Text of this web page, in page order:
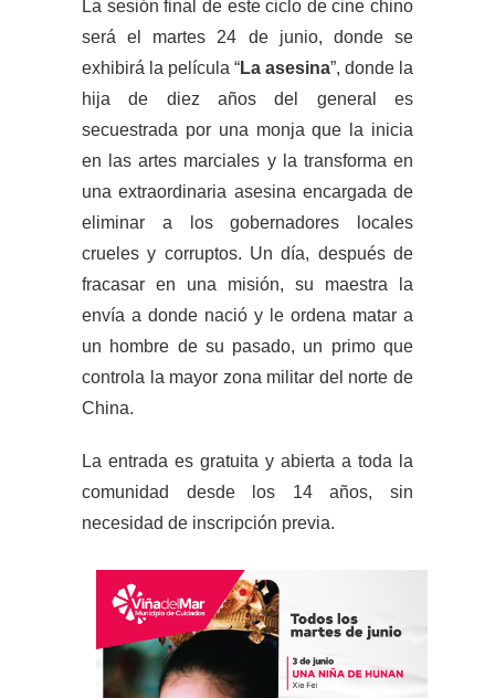
La sesión final de este ciclo de cine chino
será el martes 24 de junio, donde se
exhibirá la película “La asesina”, donde la
hija de diez años del general es
secuestrada por una monja que la inicia
en las artes marciales y la transforma en
una extraordinaria asesina encargada de
eliminar a los gobernadores locales
crueles y corruptos. Un día, después de
fracasar en una misión, su maestra la
envía a donde nació y le ordena matar a
un hombre de su pasado, un primo que
controla la mayor zona militar del norte de
China.
La entrada es gratuita y abierta a toda la
comunidad desde los 14 años, sin
necesidad de inscripción previa.